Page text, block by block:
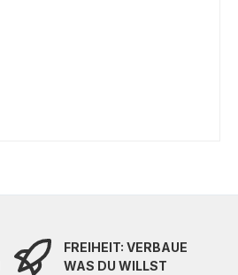
FREIHEIT: VERBAUE
WAS DU WILLST